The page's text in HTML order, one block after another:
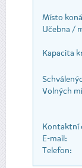
Místo
Učebna /
Kapacita
Volných
Kontaktní
E-mail:
Telefon: